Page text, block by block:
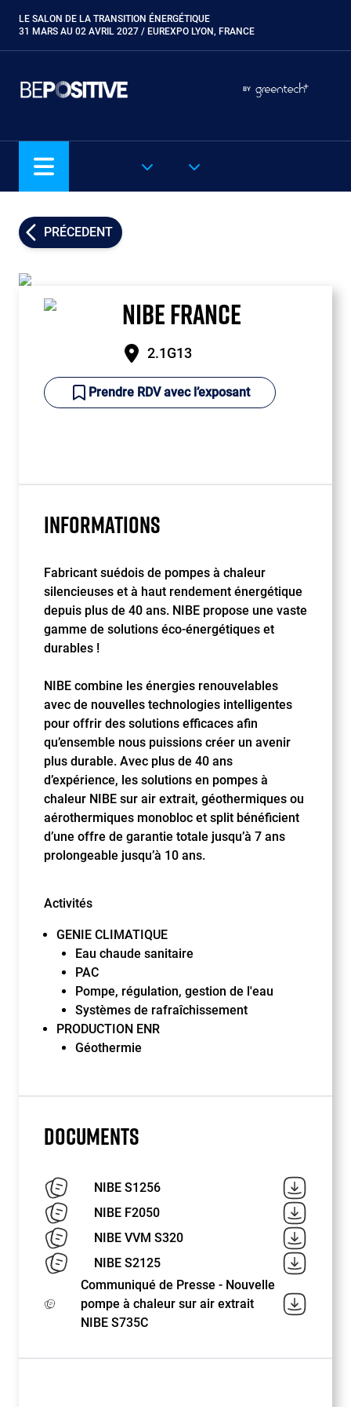
contenu
Paragraphes
LE SALON DE LA TRANSITION ÉNERGÉTIQUE
31 MARS AU 02 AVRIL 2027 / EUREXPO LYON, FRANCE
Paragraphes Paragraphes
BY
Piscine Global
PRÉCEDENT
NIBE FRANCE
2.1G13
Prendre RDV avec l’exposant
INFORMATIONS
Fabricant suédois de pompes à chaleur
silencieuses et à haut rendement énergétique
depuis plus de 40 ans. NIBE propose une vaste
gamme de solutions éco-énergétiques et
durables !
NIBE combine les énergies renouvelables
avec de nouvelles technologies intelligentes
pour offrir des solutions efficaces afin
qu’ensemble nous puissions créer un avenir
plus durable. Avec plus de 40 ans
d’expérience, les solutions en pompes à
chaleur NIBE sur air extrait, géothermiques ou
aérothermiques monobloc et split bénéficient
d’une offre de garantie totale jusqu’à 7 ans
prolongeable jusqu’à 10 ans.
Activités
GENIE CLIMATIQUE
Eau chaude sanitaire
PAC
Pompe, régulation, gestion de l'eau
Systèmes de rafraîchissement
PRODUCTION ENR
Géothermie
DOCUMENTS
NIBE S1256
NIBE F2050
NIBE VVM S320
NIBE S2125
Communiqué de Presse - Nouvelle
pompe à chaleur sur air extrait
NIBE S735C